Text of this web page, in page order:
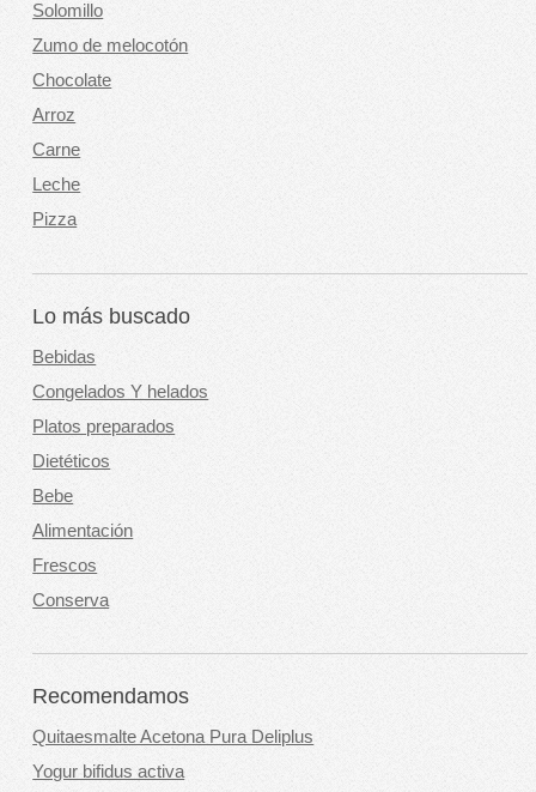
Solomillo
Zumo de melocotón
Chocolate
Arroz
Carne
Leche
Pizza
Lo más buscado
Bebidas
Congelados Y helados
Platos preparados
Dietéticos
Bebe
Alimentación
Frescos
Conserva
Recomendamos
Quitaesmalte Acetona Pura Deliplus
Yogur bifidus activa